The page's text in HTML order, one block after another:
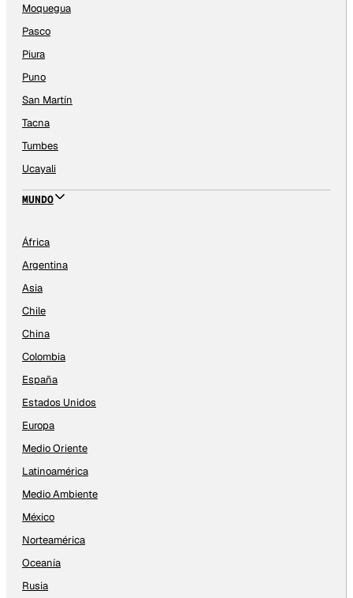
Moquegua
Pasco
Piura
Puno
San Martín
Tacna
Tumbes
Ucayali
MUNDO
África
Argentina
Asia
Chile
China
Colombia
España
Estados Unidos
Europa
Medio Oriente
Latinoamérica
Medio Ambiente
México
Norteamérica
Oceanía
Rusia